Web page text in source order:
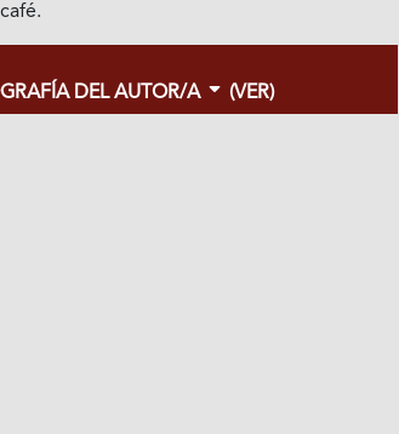
DEL AUTOR/A (VER)